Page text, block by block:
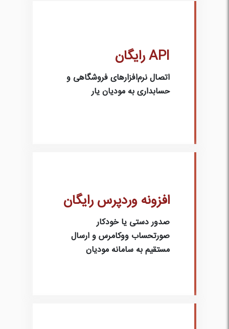
API رایگان
اتصال نرم‌افزارهای فروشگاهی و
حسابداری به مودیان یار
افزونه وردپرس رایگان
صدور دستی یا خودکار
صورتحساب ووکامرس و ارسال
مستقیم به سامانه مودیان